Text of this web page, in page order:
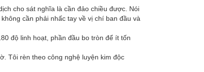
cho sát nghĩa là cần đảo chiều được. Nói
cần phải nhấc tay về vị chí ban đầu và
độ linh hoạt, phần đầu bo tròn để ít tốn
Tôi rèn theo công nghệ luyện kim độc